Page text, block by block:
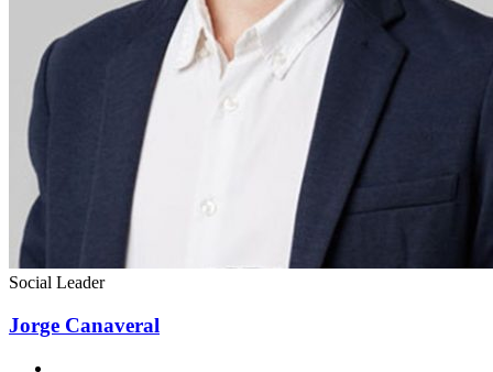
Social Leader
Jorge Canaveral